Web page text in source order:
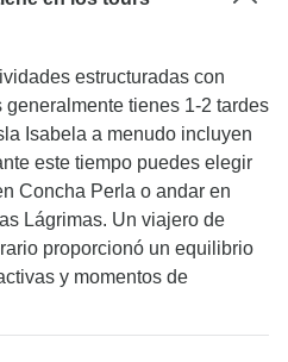
estructuradas con
tienes 1-2 tardes
Isabela a menudo incluyen
este tiempo puedes elegir
Concha Perla o andar en
Lágrimas. Un viajero de
proporcionó un equilibrio
y momentos de